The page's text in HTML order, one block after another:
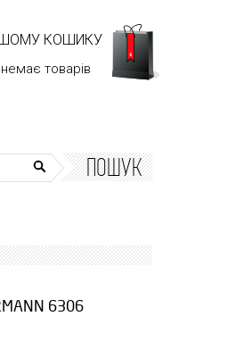
КОШИКУ
товарів
ПОШУК
6306